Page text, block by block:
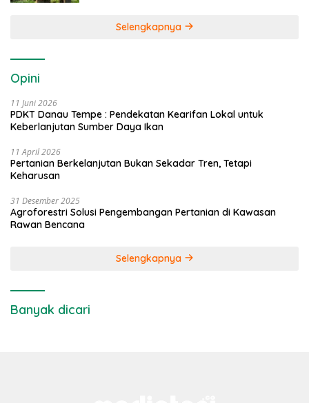
Selengkapnya
Opini
11 Juni 2026
PDKT Danau Tempe : Pendekatan Kearifan Lokal untuk
Keberlanjutan Sumber Daya Ikan
11 April 2026
Pertanian Berkelanjutan Bukan Sekadar Tren, Tetapi
Keharusan
31 Desember 2025
Agroforestri Solusi Pengembangan Pertanian di Kawasan
Rawan Bencana
Selengkapnya
Banyak dicari